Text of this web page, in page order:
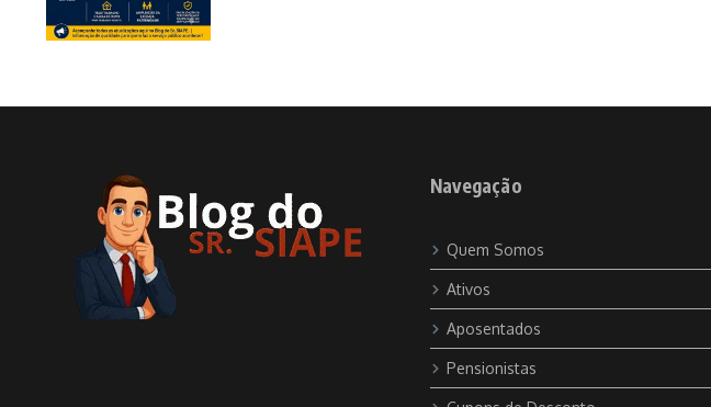
Navegação
Quem Somos
Ativos
Aposentados
Pensionistas